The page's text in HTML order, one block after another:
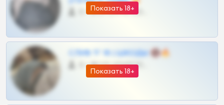
Показать 18+
0 •
Показать 18+
СЛИВ ТГ 18 | ШКОДЫ 🔞🔥
0 •